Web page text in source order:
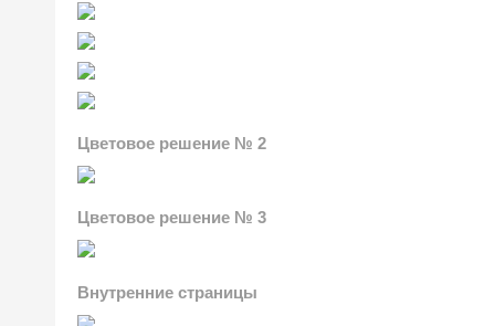
Цветовое решение № 2
Цветовое решение № 3
Внутренние страницы